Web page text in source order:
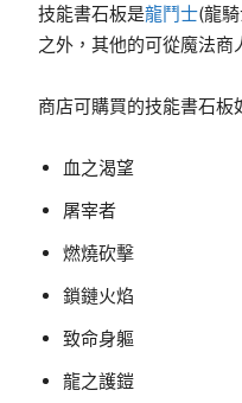
技能書石板是龍鬥士(龍
之外，其他的可從魔法商
商店可購買的技能書石板
血之渴望
屠宰者
燃燒砍擊
鎖鏈火焰
致命身軀
龍之護鎧